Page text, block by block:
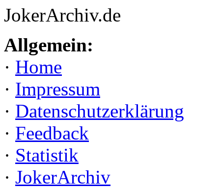
JokerArchiv.de
Allgemein:
· Home
· Impressum
· Datenschutzerklärung
· Feedback
· Statistik
· JokerArchiv